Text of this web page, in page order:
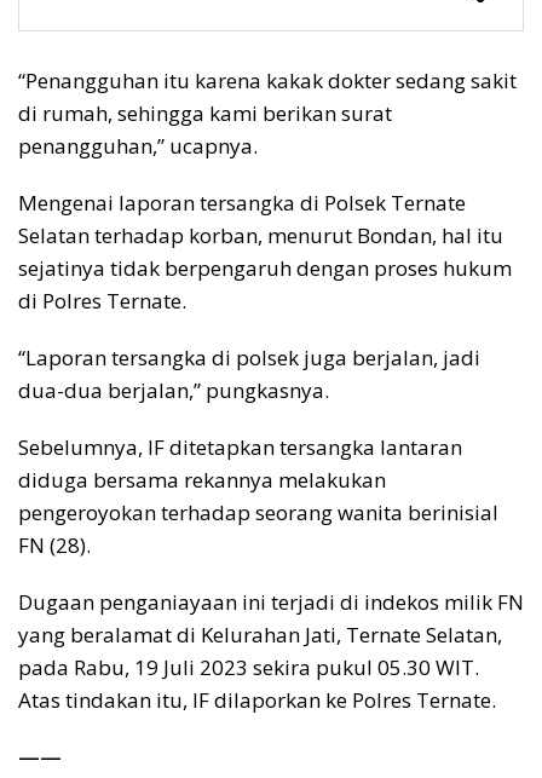
“Penangguhan itu karena kakak dokter sedang sakit
di rumah, sehingga kami berikan surat
penangguhan,” ucapnya.
Mengenai laporan tersangka di Polsek Ternate
Selatan terhadap korban, menurut Bondan, hal itu
sejatinya tidak berpengaruh dengan proses hukum
di Polres Ternate.
“Laporan tersangka di polsek juga berjalan, jadi
dua-dua berjalan,” pungkasnya.
Sebelumnya, IF ditetapkan tersangka lantaran
diduga bersama rekannya melakukan
pengeroyokan terhadap seorang wanita berinisial
FN (28).
Dugaan penganiayaan ini terjadi di indekos milik FN
yang beralamat di Kelurahan Jati, Ternate Selatan,
pada Rabu, 19 Juli 2023 sekira pukul 05.30 WIT.
Atas tindakan itu, IF dilaporkan ke Polres Ternate.
——